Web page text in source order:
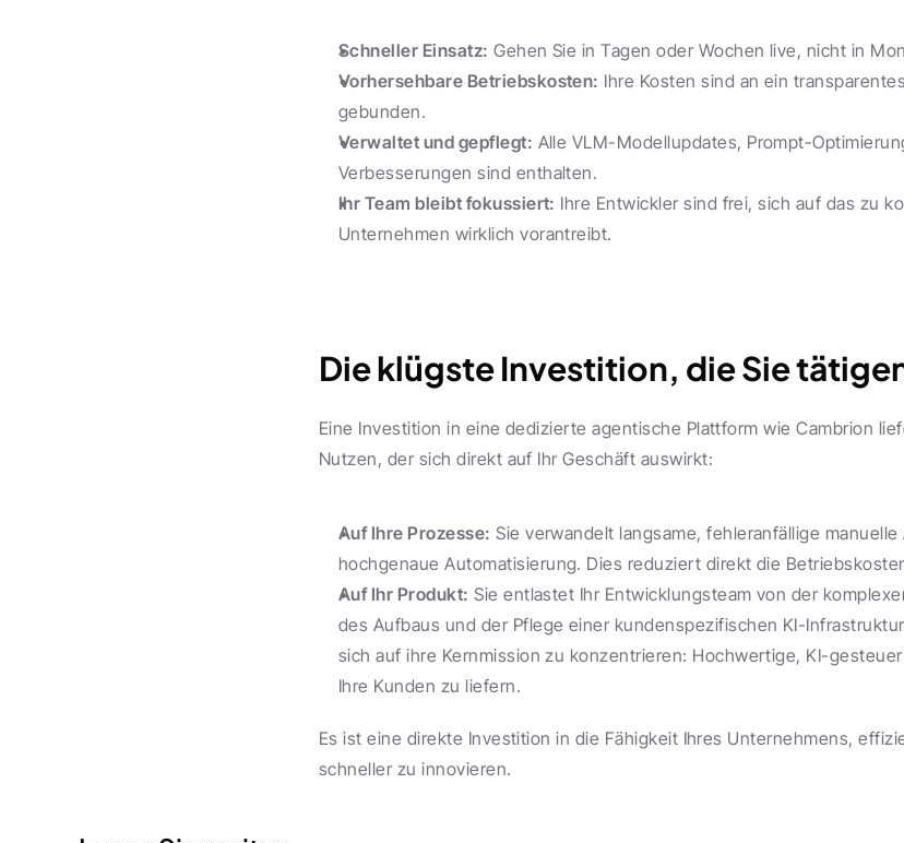
Schneller Einsatz: Gehen Sie in Tagen oder Wochen live, nicht in
Vorhersehbare Betriebskosten: Ihre Kosten sind an ein
gebunden.
Verwaltet und gepflegt: Alle VLM-Modellupdates, Prompt-
Verbesserungen sind enthalten.
Ihr Team bleibt fokussiert: Ihre Entwickler sind frei, sich auf das zu
Unternehmen wirklich vorantreibt.
Die klügste Investition, die Sie
Eine Investition in eine dedizierte agentische Plattform wie Cambrion
Nutzen, der sich direkt auf Ihr Geschäft auswirkt:
Auf Ihre Prozesse: Sie verwandelt langsame, fehleranfällige
hochgenaue Automatisierung. Dies reduziert direkt die
Auf Ihr Produkt: Sie entlastet Ihr Entwicklungsteam von der
des Aufbaus und der Pflege einer kundenspezifischen KI-
sich auf ihre Kernmission zu konzentrieren: Hochwertige, KI-
Ihre Kunden zu liefern.
Es ist eine direkte Investition in die Fähigkeit Ihres Unternehmens,
schneller zu innovieren.